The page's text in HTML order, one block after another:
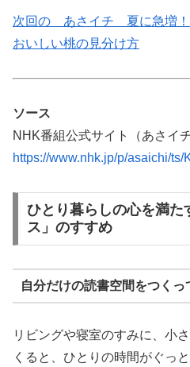
次回の あさイチ 夏に急増！
おいしい桃の見分け方
ソース
NHK番組公式サイト（あさイチ
https://www.nhk.jp/p/asaichi/ts/
ひとり暮らしの心を満た
ス」のすすめ
自分だけの読書空間をつくっ
リビングや寝室のすみに、小
くると、ひとりの時間がぐっ